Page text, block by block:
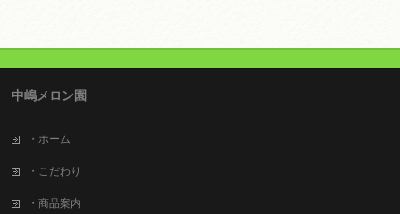
中嶋メロン園
・ホーム
・こだわり
・商品案内